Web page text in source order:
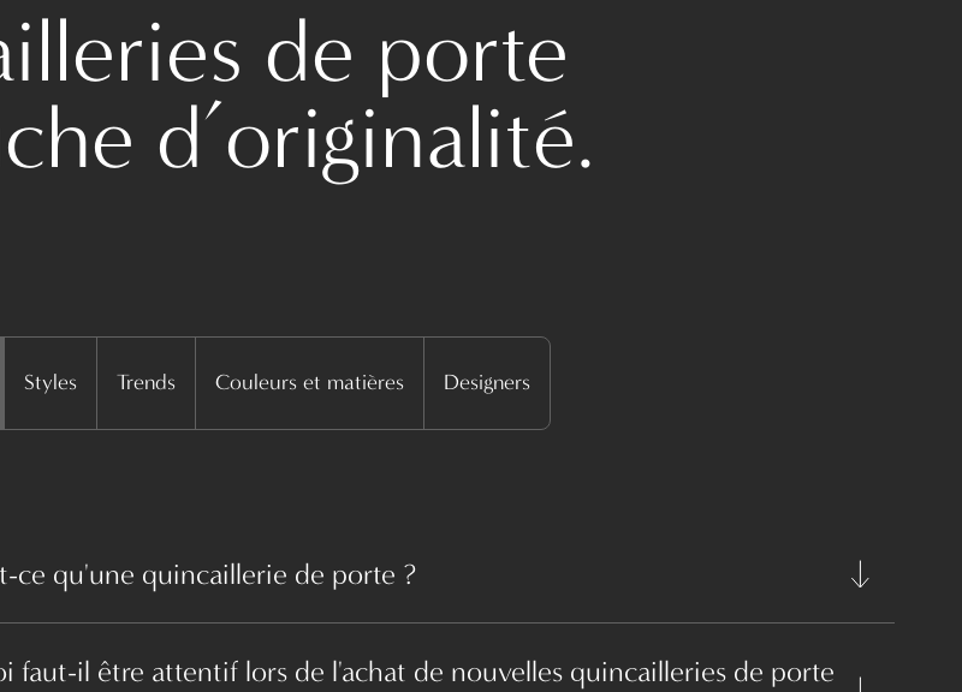
de porte
d’originalité.
Styles Trends Couleurs et matières Designers
ce qu'une quincaillerie de porte ?
faut-il être attentif lors de l'achat de nouvelles quincailleries de porte